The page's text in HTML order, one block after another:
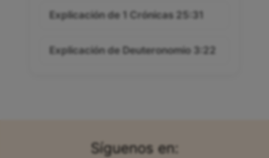
Explicación de 1 Crónicas 25:31
Explicación de Deuteronomio 3:22
Síguenos en: